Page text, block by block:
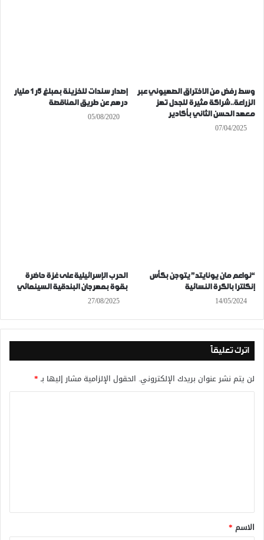
وسط رفض من الاختراق الصهيوني عبر
الزراعة..شراكة مثيرة للجدل تهز
معهد الحسن الثاني بأكادير
07/04/2025
إصدار سندات للخزينة بمبلغ 5ر1 مليار
درهم عن طريق المناقصة
05/08/2020
“نواعم مان يونايتد” يتوجن بكأس
إنكلترا بالكرة النسائية
14/05/2024
الحرب الإسرائيلية على غزة حاضرة
بقوة بمهرجان البندقية السينمائي
27/08/2025
اترك تعليقاً
لن يتم نشر عنوان بريدك الإلكتروني. الحقول الإلزامية مشار إليها بـ*
*
الاسم *